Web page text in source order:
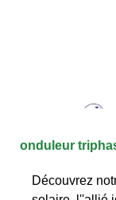
onduleur
Découvrez